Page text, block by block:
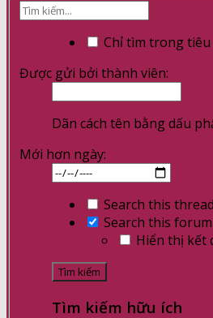
Chỉ tìm trong tiêu
Được gửi bởi thành viên:
Dãn cách tên bằng dấu
Mới hơn ngày:
Search this
Search this
Hiển thị kết
Tìm kiếm hữu ích